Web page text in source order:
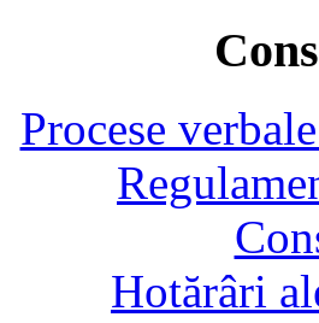
Procese
Hotărâri